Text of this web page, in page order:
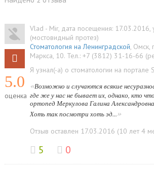
5.0
оценка
Vlad - Mir, дата посещения: 17.03.2016,
(мостовидный протез)
Стоматология на Ленинградской, Омск,
Маркса, 10. Тел.: +7 (3812) 31-16-66
Я узнал(-а) о стоматологии на портале
«Возможно и случаются всякие
где же у нас не бывает их, однако, кто
ортопед Меркулова Галина
Хоть так посмотри хоть эд...»
Отзыв оставлен 17.03.2016 (10 лет 4
5 0